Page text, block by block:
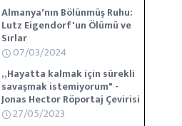
Almanya'nın Bölünmüş Ruhu:
Lutz Eigendorf'un Ölümü ve
Sırlar
07/03/2024
„Hayatta kalmak için sürekli
savaşmak istemiyorum" -
Jonas Hector Röportaj Çevirisi
27/05/2023